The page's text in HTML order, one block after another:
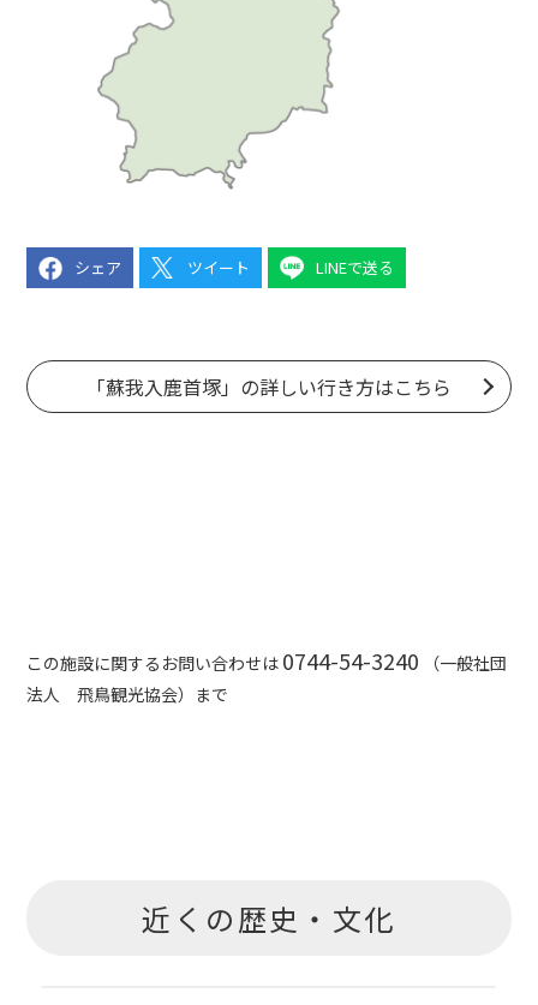
シェア ツイート LINEで送る
「蘇我入鹿首塚」の詳しい行き方はこちら
この施設に関するお問い合わせは 0744-54-3240 （一般社団
法人 飛鳥観光協会）まで
近くの歴史・文化